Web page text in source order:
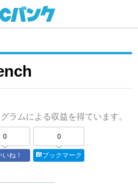
ラムによる収益を得ています。
0
いね！
0
ブックマーク